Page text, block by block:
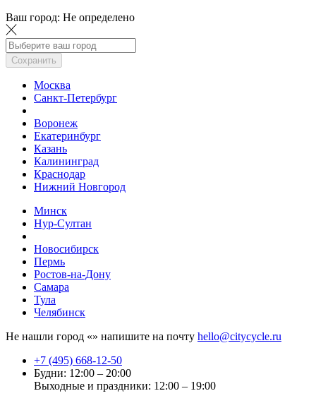
Ваш город: Не определено
Сохранить
Москва
Санкт-Петербург
Воронеж
Екатеринбург
Казань
Калининград
Краснодар
Нижний Новгород
Минск
Нур-Султан
Новосибирск
Пермь
Ростов-на-Дону
Самара
Тула
Челябинск
Не нашли город «» напишите на почту hello@citycycle.ru
+7 (495) 668-12-50
Будни: 12:00 – 20:00
Выходные и праздники: 12:00 – 19:00